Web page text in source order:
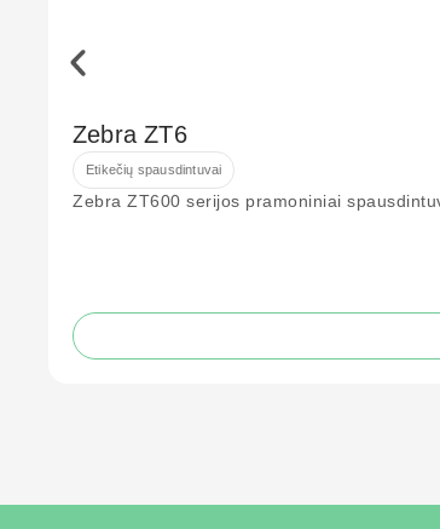
Zebra ZT6
Etikečių spausdintuvai
Zebra ZT600 serijos pramoniniai